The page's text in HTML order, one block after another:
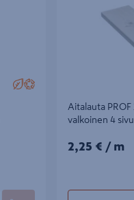
Aitalauta
valkoinen 4
2,25€/m
2,25 € / m